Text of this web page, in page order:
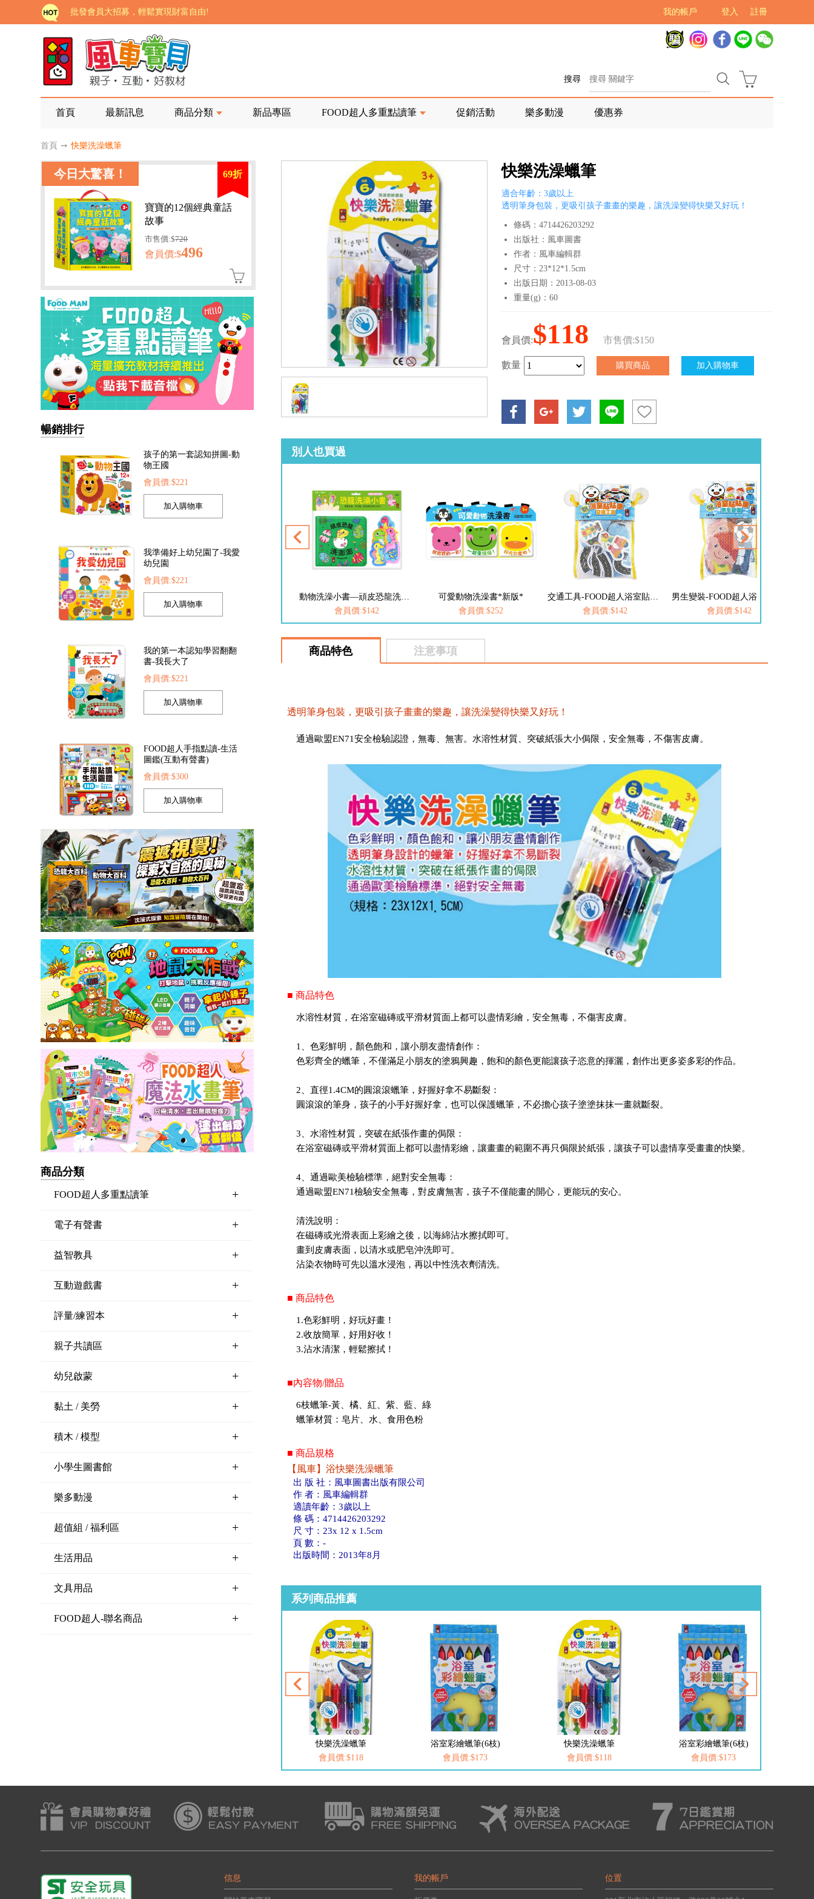
註冊
登入
我的帳戶
批發會員大招募，輕鬆實現財富自由!
如需更改或重開發票 需在訂單成立三天內通知客服 寄回發票需附上回郵郵票
老師您好!!幼教會員火熱招募中~
海外購物免煩惱！點我查看『海外購物流程說明』
家長樂了!「風車書版集團暨FOOD超人企業總部」目前正興建中!
老師您好!!幼教會員火熱招募中~
海外購物免煩惱！點我查看『海外購物流程說明』
搜尋
首頁 最新訊息 商品分類 新品專區 FOOD超人多重點讀筆 促銷活動 樂多動漫 優惠券
首頁 ➙ 快樂洗澡蠟筆
今日大驚喜！ 69折
寶寶的12個經典童話
故事
市售價:$720
會員價:$496
暢銷排行
我準備好上幼兒園了-我愛
幼兒園
會員價:$221
我的第一本認知學習翻翻
書-我長大了
會員價:$221
FOOD超人手指點讀-生活
圖鑑(互動有聲書)
會員價:$300
孩子的第一套認知拼圖-動
物王國
會員價:$221
商品分類
FOOD超人多重點讀筆 +
電子有聲書 +
益智教具 +
互動遊戲書 +
評量/練習本 +
親子共讀區 +
幼兒啟蒙 +
黏土 / 美勞 +
積木 / 模型 +
小學生圖書館 +
樂多動漫 +
超值組 / 福利區 +
生活用品 +
文具用品 +
FOOD超人-聯名商品 +
快樂洗澡蠟筆
適合年齡：3歲以上
透明筆身包裝，更吸引孩子畫畫的樂趣，讓洗澡變得快樂又好玩！
條碼：4714426203292
出版社：風車圖書
作者：風車編輯群
尺寸：23*12*1.5cm
出版日期：2013-08-03
重量(g)：60
會員價:$118 市售價:$150
數量
別人也買過
Food超人浴室貼貼樂-英文字母
會員價:$142
會員價:$142
可愛動物洗澡書*新版*
會員價:$252
會員價:$142
會員價:$142
商品特色 注意事項
透明筆身包裝，更吸引孩子畫畫的樂趣，讓洗澡變得快樂又好玩！
通過歐盟EN71安全檢驗認證，無毒、無害。水溶性材質、突破紙張大小侷限，安全無毒，不傷害皮膚。
■ 商品特色
水溶性材質，在浴室磁磚或平滑材質面上都可以盡情彩繪，安全無毒，不傷害皮膚。
1、色彩鮮明，顏色飽和，讓小朋友盡情創作：
色彩齊全的蠟筆，不僅滿足小朋友的塗鴉興趣，飽和的顏色更能讓孩子恣意的揮灑，創作出更多姿多彩的作品。
2、直徑1.4CM的圓滾滾蠟筆，好握好拿不易斷裂：
圓滾滾的筆身，孩子的小手好握好拿，也可以保護蠟筆，不必擔心孩子塗塗抹抹一畫就斷裂。
3、水溶性材質，突破在紙張作畫的侷限：
在浴室磁磚或平滑材質面上都可以盡情彩繪，讓畫畫的範圍不再只侷限於紙張，讓孩子可以盡情享受畫畫的快樂。
4、通過歐美檢驗標準，絕對安全無毒：
通過歐盟EN71檢驗安全無毒，對皮膚無害，孩子不僅能畫的開心，更能玩的安心。
清洗說明：
在磁磚或光滑表面上彩繪之後，以海綿沾水擦拭即可。
畫到皮膚表面，以清水或肥皂沖洗即可。
沾染衣物時可先以溫水浸泡，再以中性洗衣劑清洗。
■ 商品特色
1.色彩鮮明，好玩好畫！
2.收放簡單，好用好收！
3.沾水清潔，輕鬆擦拭！
■內容物/贈品
6枝蠟筆-黃、橘、紅、紫、藍、綠
蠟筆材質：皂片、水、食用色粉
■ 商品規格
【風車】浴快樂洗澡蠟筆
出 版 社：風車圖書出版有限公司
作 者：風車編輯群
適讀年齡：3歲以上
條 碼：4714426203292
尺 寸：23x 12 x 1.5cm
頁 數：-
出版時間：2013年8月
系列商品推薦
快樂洗澡蠟筆
會員價:$118
浴室彩繪蠟筆(6枝)
會員價:$173
快樂洗澡蠟筆
會員價:$118
浴室彩繪蠟筆(6枝)
會員價:$173
信息 我的帳戶 位置